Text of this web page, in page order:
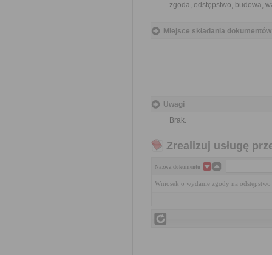
zgoda, odstępstwo, budowa,
Miejsce składania dokumentów
Uwagi
Brak.
Zrealizuj usługę
Nazwa dokumentu
Wniosek o wydanie zgody na